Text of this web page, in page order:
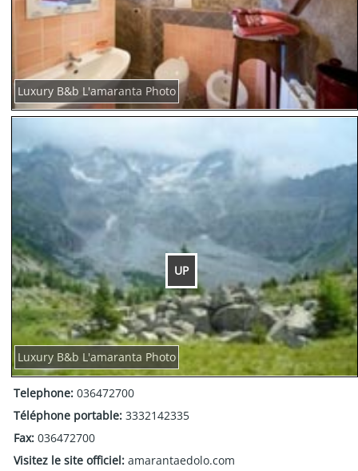
UP
Luxury B&b L'amaranta Photo
Luxury B&b L'amaranta Photo
Telephone: 036472700
Téléphone portable: 3332142335
Fax: 036472700
Visitez le site officiel: amarantaedolo.com